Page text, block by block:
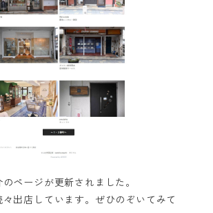
ページが更新されました。
出店しています。ぜひのぞいてみて